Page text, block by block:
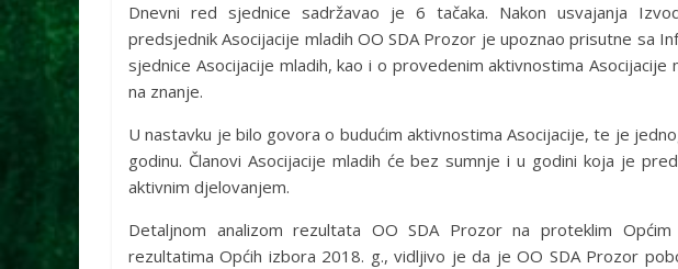
Dnevni red sjednice sadržavao je 6 tačaka. Nakon usvajanja
predsjednik Asocijacije mladih OO SDA Prozor je upoznao prisutne sa
sjednice Asocijacije mladih, kao i o provedenim aktivnostima
na znanje.
U nastavku je bilo govora o budućim aktivnostima Asocijacije, te je
godinu. Članovi Asocijacije mladih će bez sumnje i u godini koja je
aktivnim djelovanjem.
Detaljnom analizom rezultata OO SDA Prozor na proteklim
rezultatima Općih izbora 2018. g., vidljivo je da je OO SDA Prozor